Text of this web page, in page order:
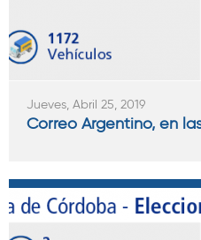
Jueves, Abril 25, 2019
Correo Argentino, en